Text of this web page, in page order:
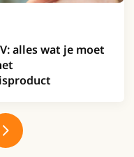
alles wat je moet